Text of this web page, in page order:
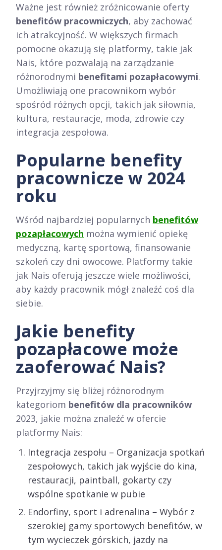
Ważne jest również zróżnicowanie oferty
benefitów pracowniczych, aby zachować
ich atrakcyjność. W większych firmach
pomocne okazują się platformy, takie jak
Nais, które pozwalają na zarządzanie
różnorodnymi benefitami pozapłacowymi.
Umożliwiają one pracownikom wybór
spośród różnych opcji, takich jak siłownia,
kultura, restauracje, moda, zdrowie czy
integracja zespołowa.
Popularne benefity
pracownicze w 2024
roku
Wśród najbardziej popularnych benefitów
pozapłacowych można wymienić opiekę
medyczną, kartę sportową, finansowanie
szkoleń czy dni owocowe. Platformy takie
jak Nais oferują jeszcze wiele możliwości,
aby każdy pracownik mógł znaleźć coś dla
siebie.
Jakie benefity
pozapłacowe może
zaoferować Nais?
Przyjrzyjmy się bliżej różnorodnym
kategoriom benefitów dla pracowników
2023, jakie można znaleźć w ofercie
platformy Nais:
Integracja zespołu – Organizacja spotkań
zespołowych, takich jak wyjście do kina,
restauracji, paintball, gokarty czy
wspólne spotkanie w pubie
Endorfiny, sport i adrenalina – Wybór z
szerokiej gamy sportowych benefitów, w
tym wycieczek górskich, jazdy na